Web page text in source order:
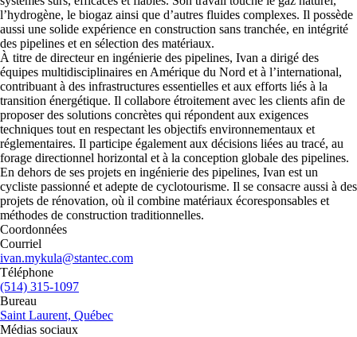
l’hydrogène, le biogaz ainsi que d’autres fluides complexes. Il possède
aussi une solide expérience en construction sans tranchée, en intégrité
des pipelines et en sélection des matériaux.
À titre de directeur en ingénierie des pipelines, Ivan a dirigé des
équipes multidisciplinaires en Amérique du Nord et à l’international,
contribuant à des infrastructures essentielles et aux efforts liés à la
transition énergétique. Il collabore étroitement avec les clients afin de
proposer des solutions concrètes qui répondent aux exigences
techniques tout en respectant les objectifs environnementaux et
réglementaires. Il participe également aux décisions liées au tracé, au
forage directionnel horizontal et à la conception globale des pipelines.
En dehors de ses projets en ingénierie des pipelines, Ivan est un
cycliste passionné et adepte de cyclotourisme. Il se consacre aussi à des
projets de rénovation, où il combine matériaux écoresponsables et
méthodes de construction traditionnelles.
Coordonnées
Courriel
ivan.mykula@stantec.com
Téléphone
(514) 315-1097
Bureau
Saint Laurent, Québec
Médias sociaux